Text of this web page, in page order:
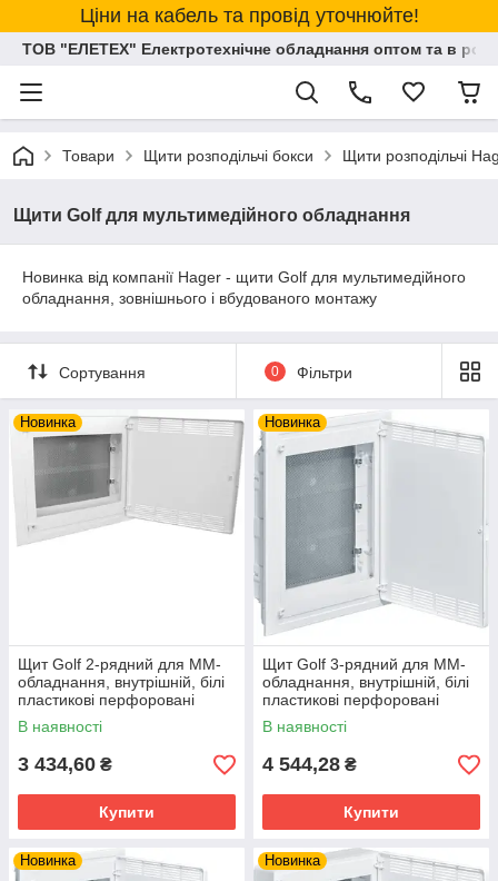
Ціни на кабель та провід уточнюйте!
ТОВ "ЕЛЕТЕХ" Електротехнічне обладнання оптом та в
Товари Щити розподільчі бокси Щити розподільчі
Щити Golf для мультимедійного обладнання
Новинка від компанії Hager - щити Golf для мультимедійного
обладнання, зовнішнього і вбудованого монтажу
Сортування 0 Фільтри
Новинка
Щит Golf 2-рядний для ММ-
обладнання, внутрішній, білі
пластикові перфоровані
двері
В наявності
3 434,60 ₴
Купити
Новинка
Щит Golf 3-рядний для ММ-
обладнання, внутрішній, білі
пластикові перфоровані
двері
В наявності
4 544,28 ₴
Купити
Новинка Новинка